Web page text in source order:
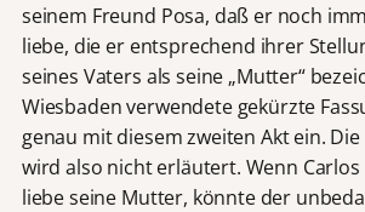
seinem Freund Posa, daß er noch
liebe, die er entsprechend ihrer
seines Vaters als seine „Mutter“
Wiesbaden verwendete gekürzte
genau mit diesem zweiten Akt ein.
wird also nicht erläutert. Wenn
liebe seine Mutter, könnte der